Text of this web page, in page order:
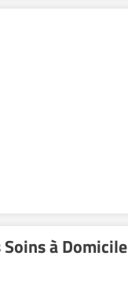
Soins à Domicile